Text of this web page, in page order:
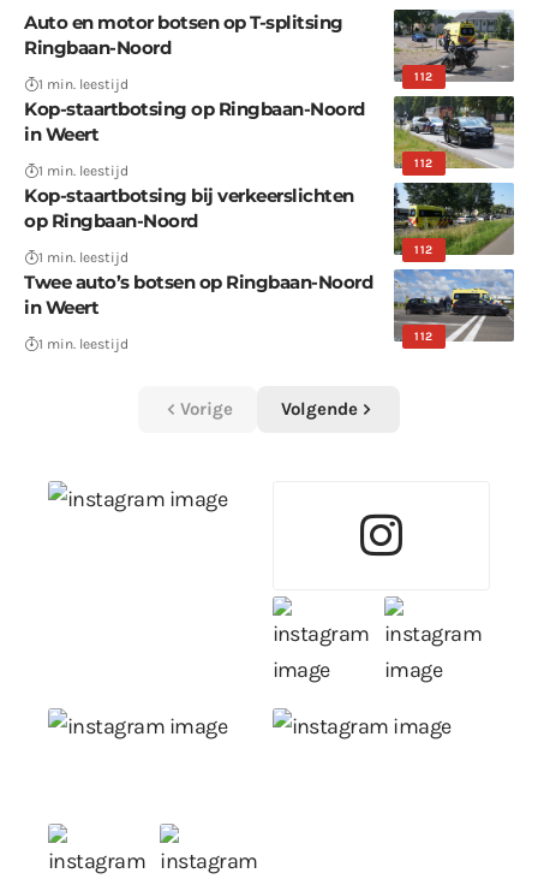
112
Auto en motor botsen op T-splitsing
Ringbaan-Noord
1 min. leestijd
112
Kop-staartbotsing op Ringbaan-Noord
in Weert
1 min. leestijd
112
Kop-staartbotsing bij verkeerslichten
op Ringbaan-Noord
1 min. leestijd
112
Twee auto’s botsen op Ringbaan-Noord
in Weert
1 min. leestijd
Vorige Volgende